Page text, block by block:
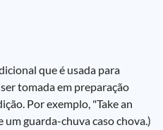
que é usada para
tomada em preparação
Por exemplo, "Take an
um guarda-chuva caso chova.)